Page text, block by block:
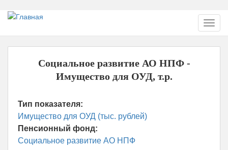
Перейти
основному
содержанию
Социальное развитие АО НПФ -
Имущество для ОУД, т.р.
Тип показателя:
Имущество для ОУД (тыс. рублей)
Пенсионный фонд:
Социальное развитие АО НПФ